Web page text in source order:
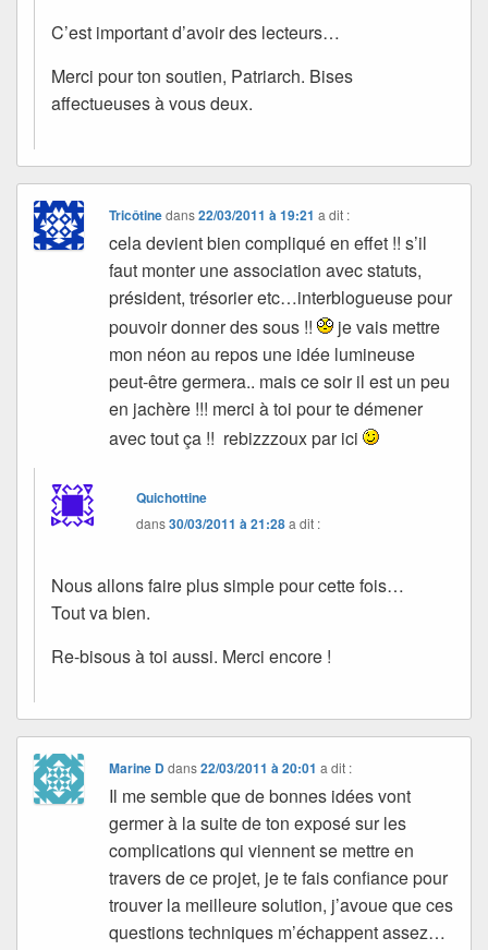
C’est important d’avoir des lecteurs…
Merci pour ton soutien, Patriarch. Bises
affectueuses à vous deux.
Tricôtinedans22/03/2011 à 19:21 a dit :
cela devient bien compliqué en effet !! s’il
faut monter une association avec statuts,
président, trésorier etc…interblogueuse pour
pouvoir donner des sous !!
je vais mettre
mon néon au repos une idée lumineuse
peut-être germera.. mais ce soir il est un peu
en jachère !!! merci à toi pour te démener
avec tout ça !! rebizzzoux par ici
Quichottine
dans30/03/2011 à 21:28a dit :
Nous allons faire plus simple pour cette fois…
Tout va bien.
Re-bisous à toi aussi. Merci encore !
Marine Ddans22/03/2011 à 20:01 a dit :
Il me semble que de bonnes idées vont
germer à la suite de ton exposé sur les
complications qui viennent se mettre en
travers de ce projet, je te fais confiance pour
trouver la meilleure solution, j’avoue que ces
questions techniques m’échappent assez…